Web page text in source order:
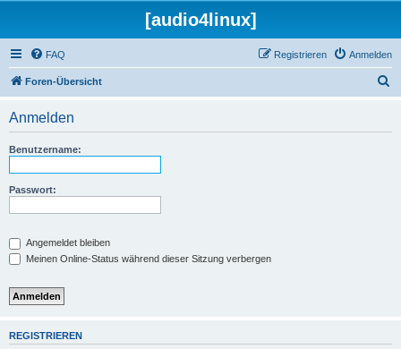
[audio4linux]
FAQ Anmelden
Registrieren
Foren-Übersicht
Anmelden
Benutzername:
Passwort:
Angemeldet bleiben
Meinen Online-Status während dieser Sitzung verbergen
REGISTRIEREN